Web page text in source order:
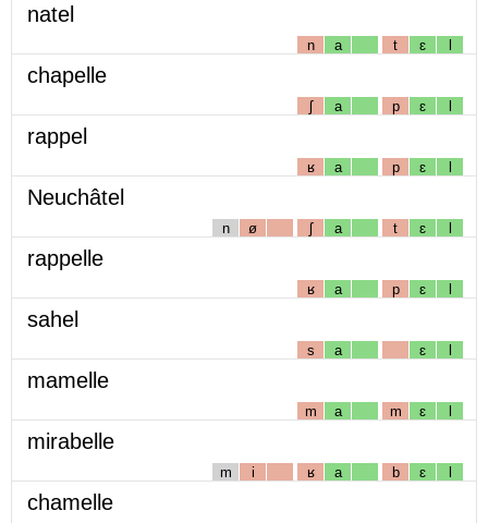
natel
n a t ɛ l
chapelle
ʃ a p ɛ l
rappel
ʁ a p ɛ l
Neuchâtel
n ø ʃ a t ɛ l
rappelle
ʁ a p ɛ l
sahel
s a ɛ l
mamelle
m a m ɛ l
mirabelle
m i ʁ a b ɛ l
chamelle